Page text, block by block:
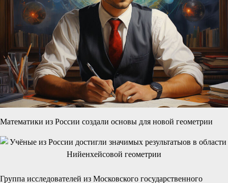
Математики из России создали основы для новой геометрии
Группа исследователей из Московского государственного